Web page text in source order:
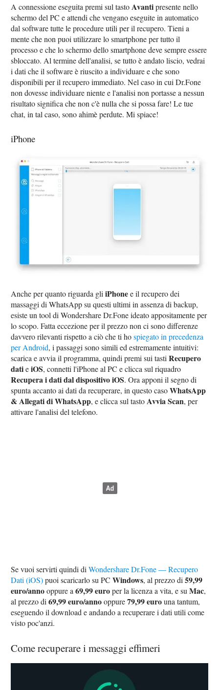
A connessione eseguita premi sul tasto Avantipresente nello
schermo del PC e attendi che vengano eseguite in automatico
dal software tutte le procedure utili per il recupero. Tieni a
mente che non puoi utilizzare lo smartphone per tutto il
processo e che lo schermo dello smartphone deve sempre essere
sbloccato. Al termine dell'analisi, se tutto è andato liscio, vedrai
i dati che il software è riuscito a individuare e che sono
disponibili per il recupero immediato. Nel caso in cui Dr.Fone
non dovesse individuare niente e l'analisi non portasse a nessun
risultato significa che non c'è nulla che si possa fare! Le tue
chat, in tal caso, sono ahimè perdute. Mi spiace!
iPhone
Anche per quanto riguarda gliiPhonee il recupero dei
massaggi di WhatsApp su questi ultimi in assenza di backup,
esiste un tool di Wondershare Dr.Fone ideato appositamente per
lo scopo. Fatta eccezione per il prezzo non ci sono differenze
davvero rilevanti rispetto a ciò che ti hospiegato in precedenza
per Android, i passaggi sono simili ed estremamente intuitivi:
scarica e avvia il programma, quindi premi sui tastiRecupero
datieiOS, connetti l'iPhone al PC e clicca sul riquadro
Recupera i dati dal dispositivo iOS. Ora apponi il segno di
spunta accanto ai dati da recuperare, in questo casoWhatsApp
& Allegati di WhatsApp, e clicca sul tasto Avvia Scan, per
attivare l'analisi del telefono.
Se vuoi servirti quindi diWondershare Dr.Fone — Recupero
Dati (iOS)puoi scaricarlo su PCWindows, al prezzo di59,99
euro/annooppure a69,99 europer la licenza a vita, e suMac,
al prezzo di69,99 euro/annooppure79,99 eurouna tantum,
eseguendo il download e andando a recuperare i dati utili come
visto poc'anzi.
Come recuperare i messaggi effimeri